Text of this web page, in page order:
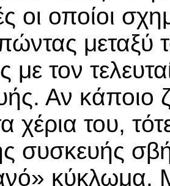
οι οποίοι
μεταξύ
με τον
Αν κάποιο
χέρια του,
συσκευής
κύκλωμα.